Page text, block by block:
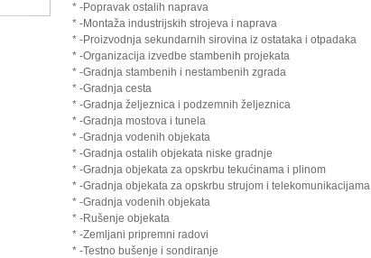
* -Popravak ostalih naprava
* -Montaža industrijskih strojeva i naprava
* -Proizvodnja sekundarnih sirovina iz ostataka i otpadaka
* -Organizacija izvedbe stambenih projekata
* -Gradnja stambenih i nestambenih zgrada
* -Gradnja cesta
* -Gradnja željeznica i podzemnih željeznica
* -Gradnja mostova i tunela
* -Gradnja vodenih objekata
* -Gradnja ostalih objekata niske gradnje
* -Gradnja objekata za opskrbu tekućinama i plinom
* -Gradnja objekata za opskrbu strujom i telekomunikacijama
* -Gradnja vodenih objekata
* -Rušenje objekata
* -Zemljani pripremni radovi
* -Testno bušenje i sondiranje